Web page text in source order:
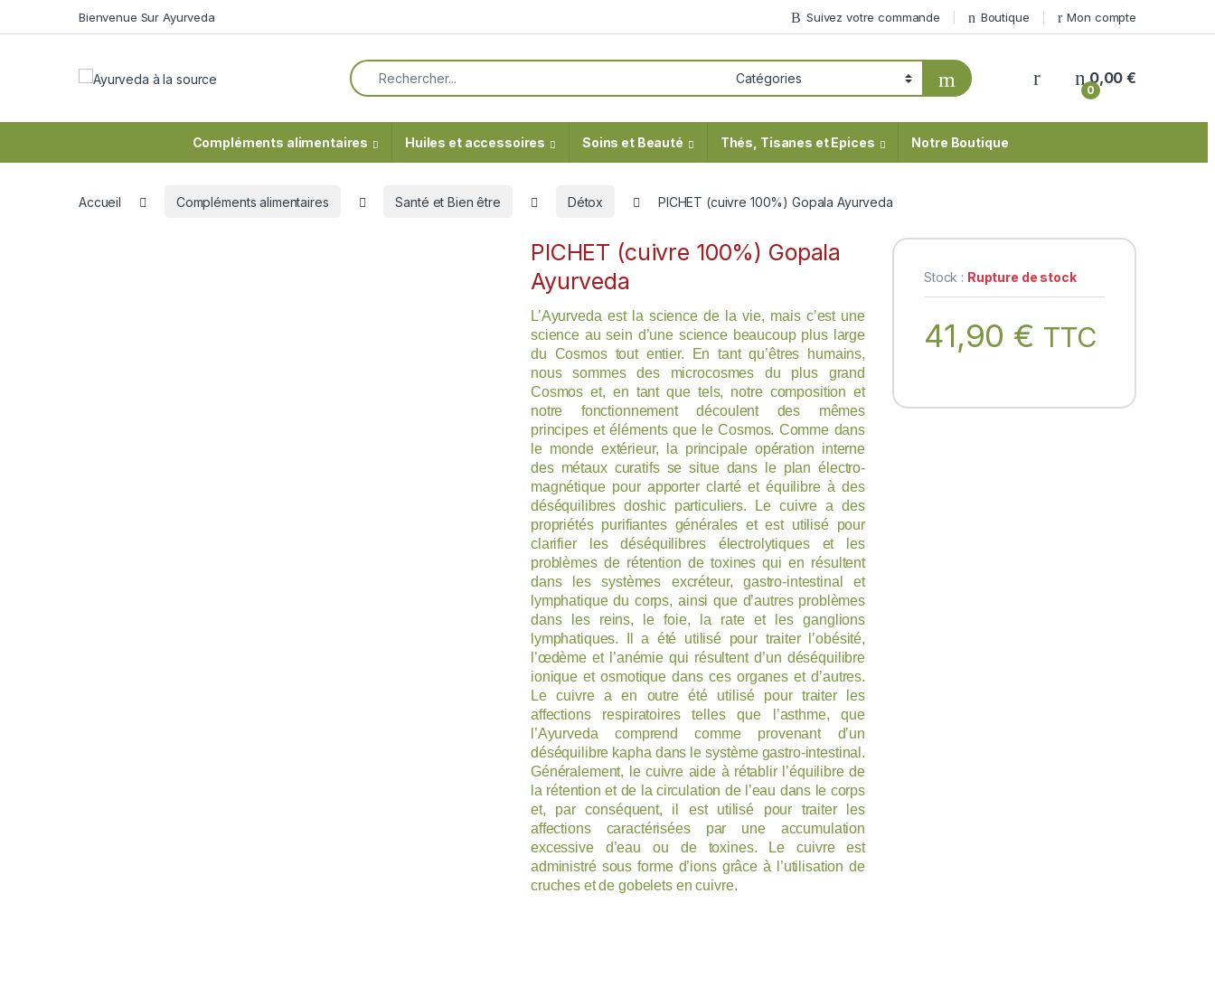
Bienvenue Sur Ayurveda Suivez votre commande Boutique Mon compte
Search for:
My Account
0
0,00€
Compléments alimentaires Huiles et accessoires Soins et Beauté Thés, Tisanes et Epices Notre Boutique
Accueil Compléments alimentaires Santé et Bien être Détox PICHET (cuivre 100%) Gopala Ayurveda
PICHET (cuivre 100%) Gopala
Ayurveda
L’Ayurveda est la science de la vie, mais c’est une
science au sein d’une science beaucoup plus large
du Cosmos tout entier. En tant qu’êtres humains,
nous sommes des microcosmes du plus grand
Cosmos et, en tant que tels, notre composition et
notre fonctionnement découlent des mêmes
principes et éléments que le Cosmos. Comme dans
le monde extérieur, la principale opération interne
des métaux curatifs se situe dans le plan électro-
magnétique pour apporter clarté et équilibre à des
déséquilibres doshic particuliers. Le cuivre a des
propriétés purifiantes générales et est utilisé pour
clarifier les déséquilibres électrolytiques et les
problèmes de rétention de toxines qui en résultent
dans les systèmes excréteur, gastro-intestinal et
lymphatique du corps, ainsi que d’autres problèmes
dans les reins, le foie, la rate et les ganglions
lymphatiques. Il a été utilisé pour traiter l’obésité,
l’œdème et l’anémie qui résultent d’un déséquilibre
ionique et osmotique dans ces organes et d’autres.
Le cuivre a en outre été utilisé pour traiter les
affections respiratoires telles que l’asthme, que
l’Ayurveda comprend comme provenant d’un
déséquilibre kapha dans le système gastro-intestinal.
Généralement, le cuivre aide à rétablir l’équilibre de
la rétention et de la circulation de l’eau dans le corps
et, par conséquent, il est utilisé pour traiter les
affections caractérisées par une accumulation
excessive d’eau ou de toxines. Le cuivre est
administré sous forme d’ions grâce à l’utilisation de
cruches et de gobelets en cuivre.
Stock : Rupture de stock
41,90 € TTC